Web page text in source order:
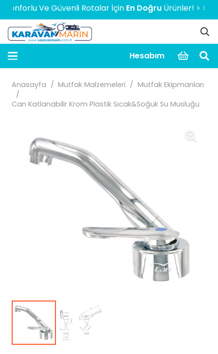
Ve Güvenli Rotalar İçin En DoğruÜrünler! > > > > >
Hesabım
Anasayfa / Mutfak Malzemeleri / Mutfak Ekipmanları
/
Can Katlanabilir Krom Plastik Sıcak&Soğuk Su Musluğu